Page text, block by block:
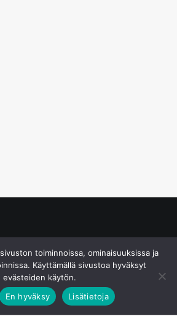
toiminnoissa, ominaisuuksissa ja
Käyttämällä sivustoa hyväksyt
evästeiden käytön.
En hyväksy Lisätietoja